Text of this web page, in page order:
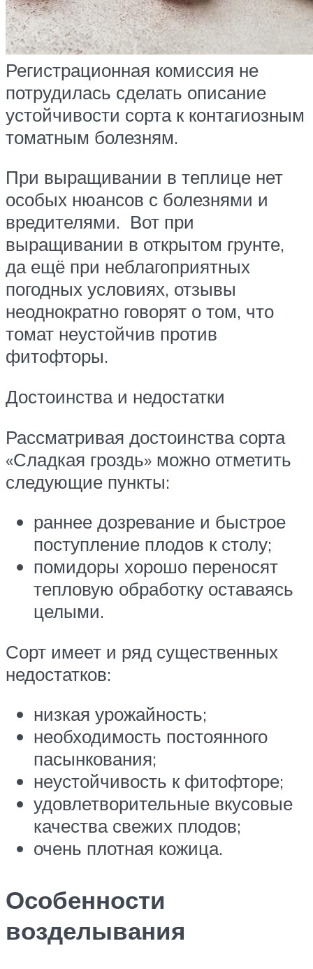
Регистрационная комиссия не
потрудилась сделать описание
устойчивости сорта к контагиозным
томатным болезням.
При выращивании в теплице нет
особых нюансов с болезнями и
вредителями. Вот при
выращивании в открытом грунте,
да ещё при неблагоприятных
погодных условиях, отзывы
неоднократно говорят о том, что
томат неустойчив против
фитофторы.
Достоинства и недостатки
Рассматривая достоинства сорта
«Сладкая гроздь» можно отметить
следующие пункты:
раннее дозревание и быстрое
поступление плодов к столу;
помидоры хорошо переносят
тепловую обработку оставаясь
целыми.
Сорт имеет и ряд существенных
недостатков:
низкая урожайность;
необходимость постоянного
пасынкования;
неустойчивость к фитофторе;
удовлетворительные вкусовые
качества свежих плодов;
очень плотная кожица.
Особенности
возделывания